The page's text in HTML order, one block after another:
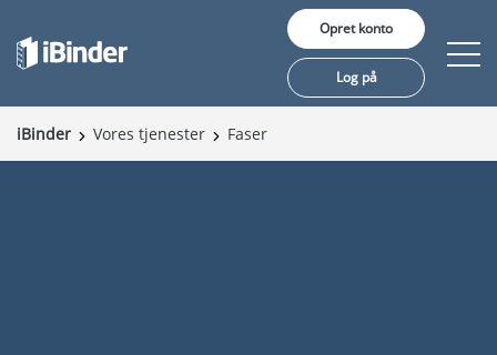
Opret konto
Log på
iBinder Vores tjenester Faser